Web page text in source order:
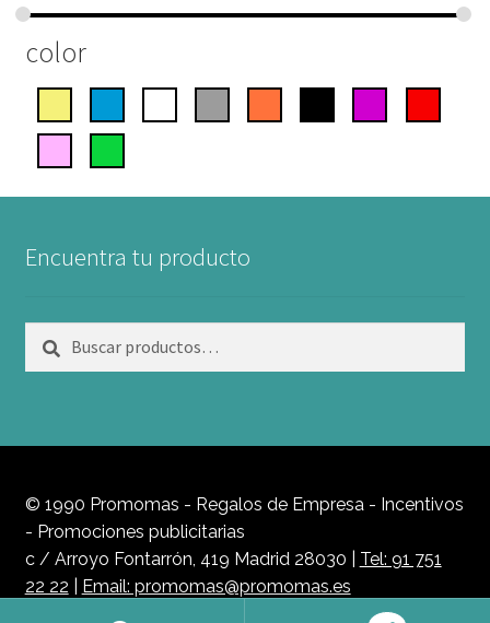
color
Encuentra tu producto
Buscar
Buscar
© 1990 Promomas - Regalos de Empresa - Incentivos
- Promociones publicitarias
c / Arroyo Fontarrón, 419 Madrid 28030 | Tel: 91 751
22 22
Email: promomas@promomas.es